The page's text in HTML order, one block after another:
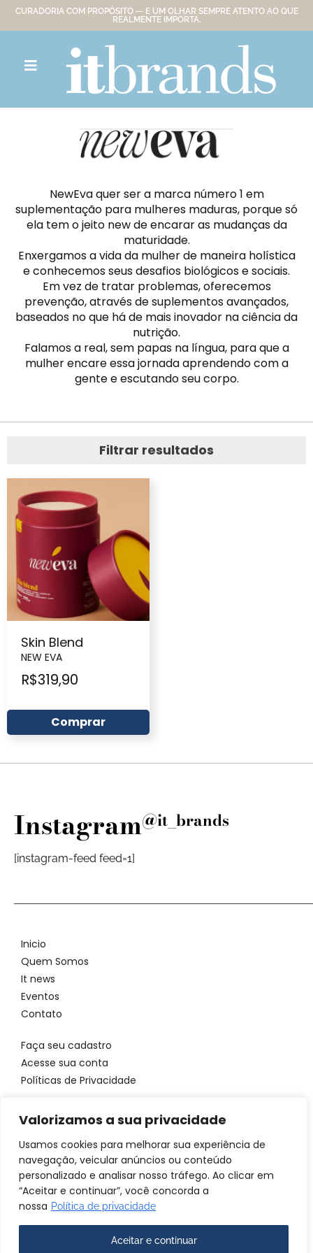
Valorizamos a sua privacidade
Usamos cookies para melhorar sua experiência de
navegação, veicular anúncios ou conteúdo
personalizado e analisar nosso tráfego. Ao clicar em
“Aceitar e continuar”, você concorda a
nossa Política de privacidade
Aceitar e continuar
CURADORIA COM PROPÓSITO — E UM OLHAR SEMPRE ATENTO AO QUE
REALMENTE IMPORTA.
NewEva quer ser a marca número 1 em
suplementação para mulheres maduras, porque só
ela tem o jeito new de encarar as mudanças da
maturidade.
Enxergamos a vida da mulher de maneira holística
e conhecemos seus desafios biológicos e sociais.
Em vez de tratar problemas, oferecemos
prevenção, através de suplementos avançados,
baseados no que há de mais inovador na ciência da
nutrição.
Falamos a real, sem papas na língua, para que a
mulher encare essa jornada aprendendo com a
gente e escutando seu corpo.
Filtrar resultados
Skin Blend
NEW EVA
R$319,90
Comprar
Instagram@it_brands
[instagram-feed feed=1]
Inicio
Quem Somos
It news
Eventos
Contato
Faça seu cadastro
Acesse sua conta
Políticas de Privacidade
WhatsApp: 11 96923 4699
Email: atendimento@itbrandsbr.com